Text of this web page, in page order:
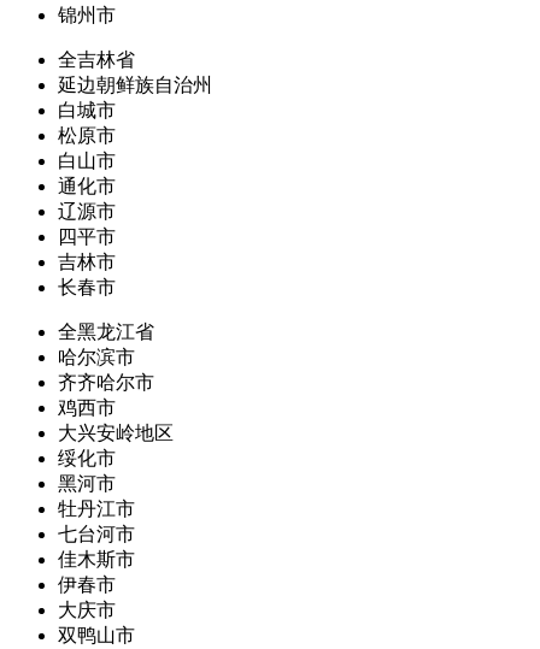
锦州市
全吉林省
延边朝鲜族自治州
白城市
松原市
白山市
通化市
辽源市
四平市
吉林市
长春市
全黑龙江省
哈尔滨市
齐齐哈尔市
鸡西市
大兴安岭地区
绥化市
黑河市
牡丹江市
七台河市
佳木斯市
伊春市
大庆市
双鸭山市